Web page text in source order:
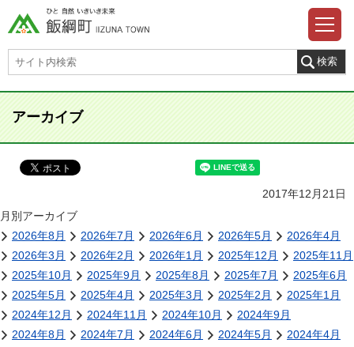
アーカイブ
2017年12月21日
月別アーカイブ
2026年8月
2026年7月 2026年6月 2026年5月
2026年4月
2026年3月
2026年2月 2026年1月 2025年12月
2025年11月
2025年10月
2025年9月 2025年8月 2025年7月
2025年6月
2025年5月
2025年4月 2025年3月 2025年2月
2025年1月
2024年12月
2024年11月 2024年10月
2024年9月
2024年8月
2024年7月 2024年6月 2024年5月
2024年4月